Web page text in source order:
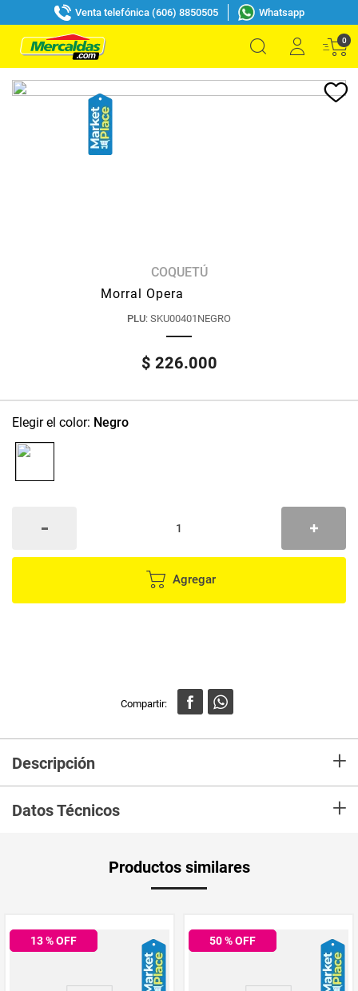
Venta telefónica (606) 8850505 Whatsapp
0
COQUETÚ
Morral Opera
PLU: SKU00401NEGRO
$ 226.000
: Negro
Agregar
Descripción +
Morral elaborado en lona, ideal para viaje, bolsillos laterales enresortados,
bolsillo externo con cremallera, bolsillo de seguridad en la espalda,
Datos Técnicos +
entrega
5 días hábiles
Sofihogar
Productos similares
13% OFF 50% OFF